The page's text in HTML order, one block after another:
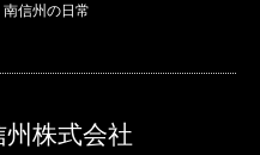
南信州の日常
株式会社